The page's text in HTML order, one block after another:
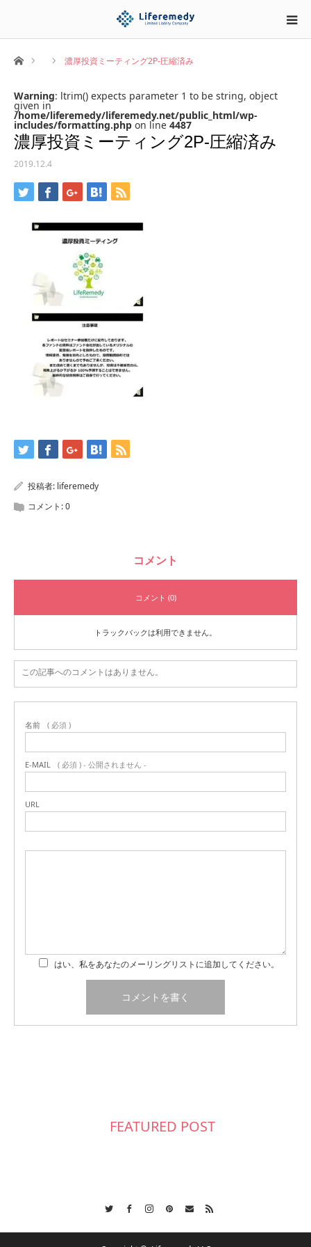
ホーム 濃厚投資ミーティング2P-圧縮済み
Warning: ltrim() expects parameter 1 to be string, object
given in
/home/liferemedy/liferemedy.net/public_html/wp-
includes/formatting.php on line 4487
濃厚投資ミーティング2P-圧縮済み
2019.12.4
投稿者: liferemedy
コメント:0
コメント
コメント (0)
トラックバックは利用できません。
この記事へのコメントはありません。
名前 ( 必須 )
E-MAIL ( 必須 ) - 公開されません -
URL
はい、私をあなたのメーリングリストに追加してください。
FEATURED POST